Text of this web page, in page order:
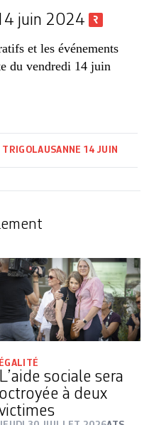
juin 2024
et les événements
du vendredi 14 juin
TRIGOLAUSANNE 14 JUIN
ÉGALITÉ
L’aide sociale sera
octroyée à deux